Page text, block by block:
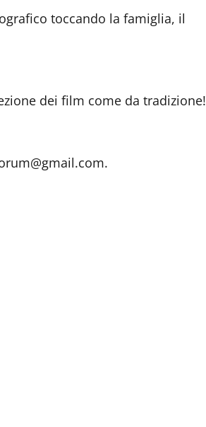
toccando la famiglia, il
dei film come da tradizione!
.